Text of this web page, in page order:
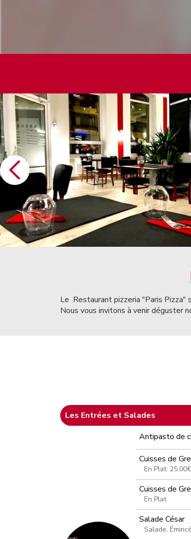
Le Restaurant pizzeria "Paris Pizza"
Nous vous invitons à venir déguster
Les Entrées et Salades
Antipasto de
Cuisses de
En Plat: 25.00€
Cuisses de
En Plat
Salade César
Salade,